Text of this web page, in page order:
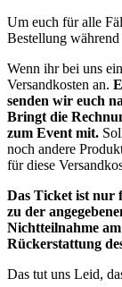
Um euch für alle
Bestellung während
Wenn ihr bei uns
Versandkosten an.
senden wir euch
Bringt die
zum Event mit.
noch andere
für diese
Das Ticket ist nur
zu der
Nichtteilnahme
Rückerstattung
Das tut uns Leid,